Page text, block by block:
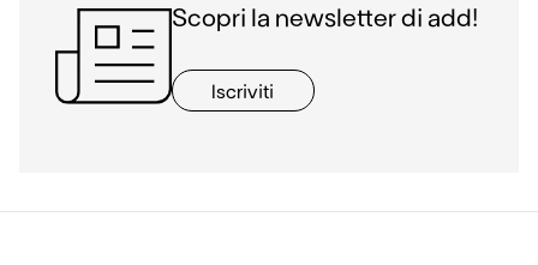
Scopri la newsletter di add!
Iscriviti